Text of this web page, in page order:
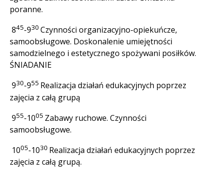
poranne.
845-930 Czynności organizacyjno-opiekuńcze,
samoobsługowe. Doskonalenie umiejętności
samodzielnego i estetycznego spożywani posiłków.
ŚNIADANIE
930-955 Realizacja działań edukacyjnych poprzez
zajęcia z całą grupą
955-1005 Zabawy ruchowe. Czynności
samoobsługowe.
1005-1030 Realizacja działań edukacyjnych poprzez
zajęcia z całą grupą.